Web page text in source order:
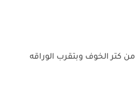
كتر الخوف وبتقرب الوراقه